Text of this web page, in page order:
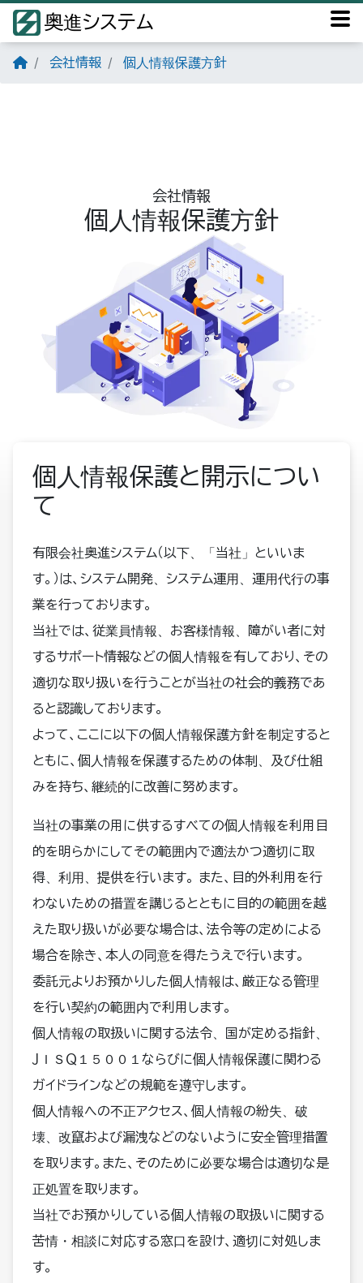
奥進システム
会社情報 個人情報保護方針
会社情報
個人情報保護方針
個人情報保護と開示につい
て
有限会社奥進システム（以下、「当社」といいま
す。）は、システム開発、システム運用、運用代行の事
業を行っております。
当社では、従業員情報、お客様情報、障がい者に対
するサポート情報などの個人情報を有しており、その
適切な取り扱いを行うことが当社の社会的義務であ
ると認識しております。
よって、ここに以下の個人情報保護方針を制定すると
ともに、個人情報を保護するための体制、及び仕組
みを持ち、継続的に改善に努めます。
当社の事業の用に供するすべての個人情報を利用目
的を明らかにしてその範囲内で適法かつ適切に取
得、利用、提供を行います。 また、目的外利用を行
わないための措置を講じるとともに目的の範囲を越
えた取り扱いが必要な場合は、法令等の定めによる
場合を除き、本人の同意を得たうえで行います。
委託元よりお預かりした個人情報は、厳正なる管理
を行い契約の範囲内で利用します。
個人情報の取扱いに関する法令、国が定める指針、
ＪＩＳＱ１５００１ならびに個人情報保護に関わる
ガイドラインなどの規範を遵守します。
個人情報への不正アクセス、個人情報の紛失、破
壊、改竄および漏洩などのないように安全管理措置
を取ります。また、そのために必要な場合は適切な是
正処置を取ります。
当社でお預かりしている個人情報の取扱いに関する
苦情・相談に対応する窓口を設け、適切に対処しま
す。